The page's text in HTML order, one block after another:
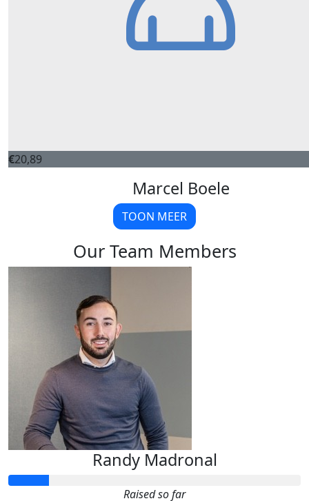
€20,89
Marcel Boele
TOON MEER
Our Team Members
Randy Madronal
Raised so far